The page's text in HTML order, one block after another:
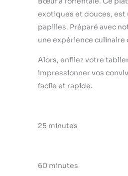
exotiques et douces, est
papilles. Préparé avec
une expérience culinaire
Alors, enfilez votre
impressionner vos
facile et rapide.
25 minutes
60 minutes